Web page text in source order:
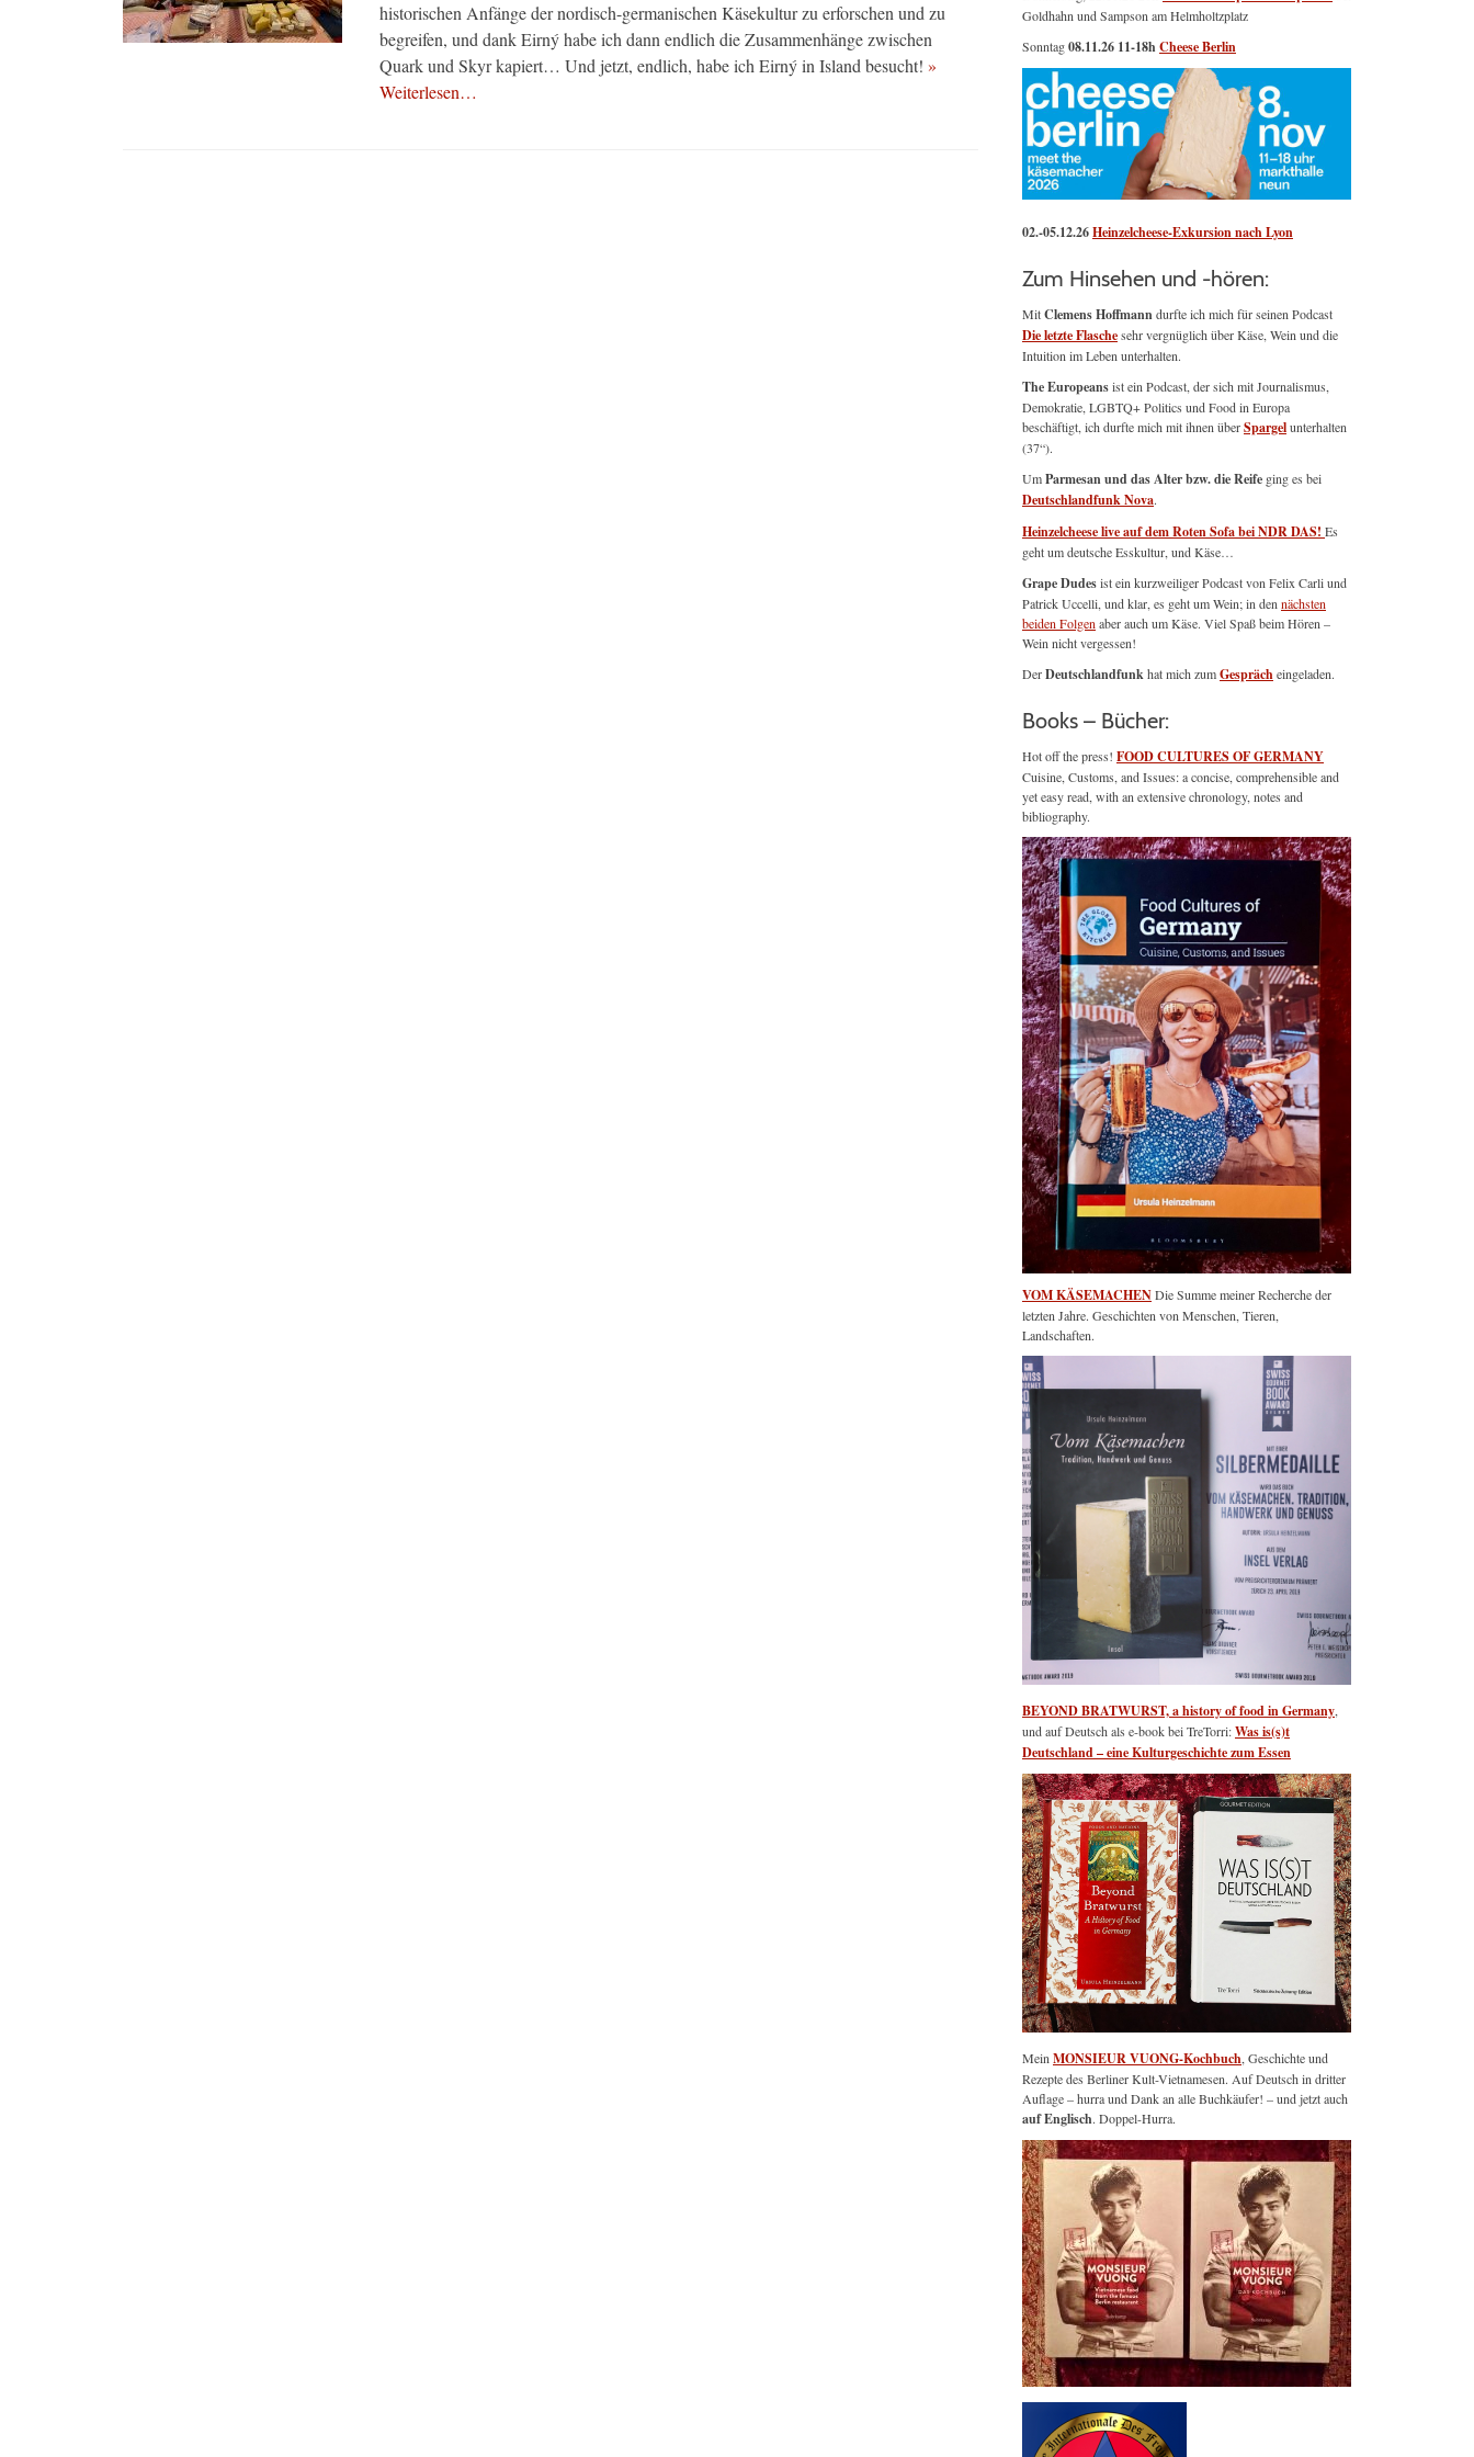
historischen Anfänge der nordisch-germanischen Käsekultur zu erforschen und zu
begreifen, und dank Eirný habe ich dann endlich die Zusammenhänge zwischen
Quark und Skyr kapiert… Und jetzt, endlich, habe ich Eirný in Island besucht! »
Weiterlesen…
Goldhahn und Sampson am Helmholtzplatz
Sonntag08.11.26 11-18hCheese Berlin
02.-05.12.26Heinzelcheese-Exkursion nach Lyon
Zum Hinsehen und -hören:
MitClemens Hoffmanndurfte ich mich für seinen Podcast
Die letzte Flaschesehr vergnüglich über Käse, Wein und die
Intuition im Leben unterhalten.
The Europeansist ein Podcast, der sich mit Journalismus,
Demokratie, LGBTQ+ Politics und Food in Europa
beschäftigt, ich durfte mich mit ihnen überSpargelunterhalten
(37“).
UmParmesan und das Alter bzw. die Reife ging es bei
Deutschlandfunk Nova.
Heinzelcheese live auf dem Roten Sofa bei NDR DAS! Es
geht um deutsche Esskultur, und Käse…
Grape Dudesist ein kurzweiliger Podcast von Felix Carli und
Patrick Uccelli, und klar, es geht um Wein; in den nächsten
beiden Folgen aber auch um Käse. Viel Spaß beim Hören –
Wein nicht vergessen!
DerDeutschlandfunkhat mich zumGesprächeingeladen.
Books – Bücher:
Hot off the press! FOOD CULTURES OF GERMANY
Cuisine, Customs, and Issues: a concise, comprehensible and
yet easy read, with an extensive chronology, notes and
bibliography.
VOM KÄSEMACHENDie Summe meiner Recherche der
letzten Jahre. Geschichten von Menschen, Tieren,
Landschaften.
BEYOND BRATWURST, a history of food in Germany
und auf Deutsch als e-book bei TreTorri:Was is(s)t
Deutschland – eine Kulturgeschichte zum Essen
Mein MONSIEUR VUONG-Kochbuch , Geschichte und
Rezepte des Berliner Kult-Vietnamesen. Auf Deutsch in dritter
Auflage – hurra und Dank an alle Buchkäufer! – und jetzt auch
auf Englisch. Doppel-Hurra.